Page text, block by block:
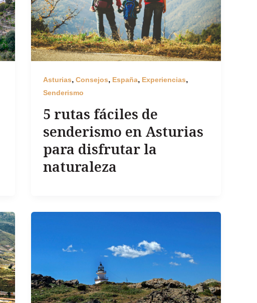
Asturias,Consejos, España, Experiencias,
Senderismo
5 rutas fáciles de
senderismo en Asturias
para disfrutar la
naturaleza